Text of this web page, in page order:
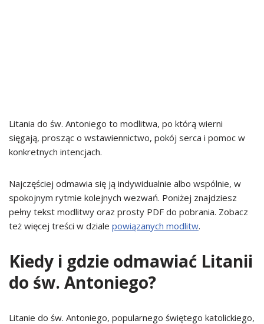
Litania do św. Antoniego to modlitwa, po którą wierni
sięgają, prosząc o wstawiennictwo, pokój serca i pomoc w
konkretnych intencjach.
Najczęściej odmawia się ją indywidualnie albo wspólnie, w
spokojnym rytmie kolejnych wezwań. Poniżej znajdziesz
pełny tekst modlitwy oraz prosty PDF do pobrania. Zobacz
też więcej treści w dziale powiązanych modlitw.
Kiedy i gdzie odmawiać Litanii
do św. Antoniego?
Litanie do św. Antoniego, popularnego świętego katolickiego,